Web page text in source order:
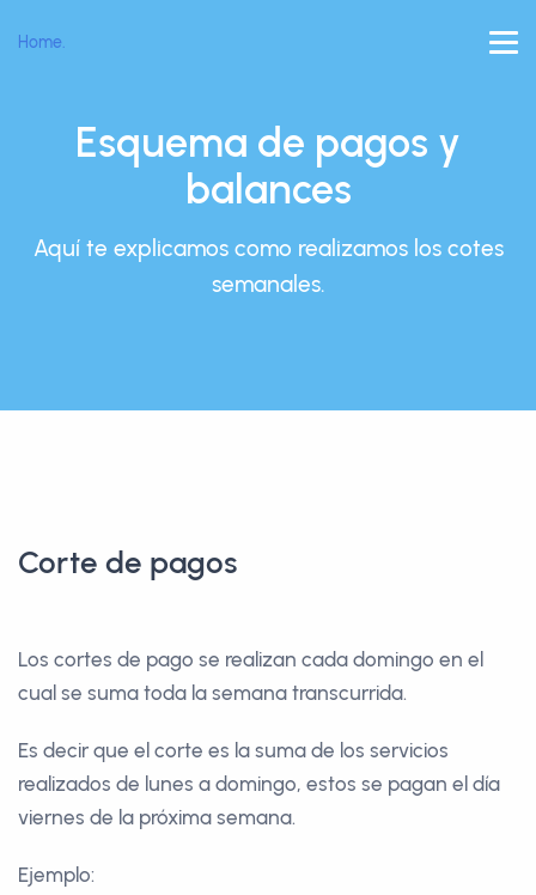
Home.
Esquema de pagos y
balances
Aquí te explicamos como realizamos los cotes
semanales.
Corte de pagos
Los cortes de pago se realizan cada domingo en el
cual se suma toda la semana transcurrida.
Es decir que el corte es la suma de los servicios
realizados de lunes a domingo, estos se pagan el día
viernes de la próxima semana.
Ejemplo: